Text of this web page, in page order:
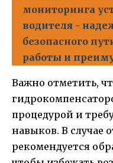
мониторинга
водителя -
безопасного
работы и
Важно отметить,
процедурой и
навыков. В случае
рекомендуется